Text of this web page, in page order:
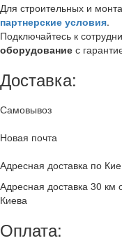
Для строительных и
партнерские условия.
Подключайтесь к
оборудование с
Доставка:
Самовывоз
Новая почта
Адресная доставка по
Адресная доставка 30 км
Киева
Оплата: